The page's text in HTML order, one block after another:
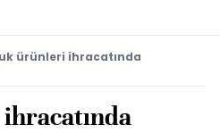
ürünleri ihracatında